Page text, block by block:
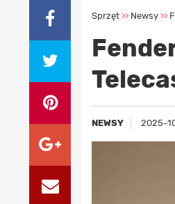
Sprzęt >> Newsy >>
NEWSY 2025-